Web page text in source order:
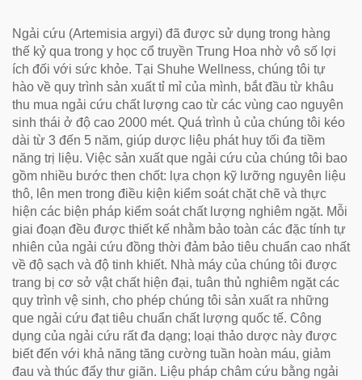
Nhiên
Ngải cứu (Artemisia argyi) đã được sử dụng trong hàng
thế kỷ qua trong y học cổ truyền Trung Hoa nhờ vô số lợi
ích đối với sức khỏe. Tại Shuhe Wellness, chúng tôi tự
hào về quy trình sản xuất tỉ mỉ của mình, bắt đầu từ khâu
thu mua ngải cứu chất lượng cao từ các vùng cao nguyên
sinh thái ở độ cao 2000 mét. Quá trình ủ của chúng tôi kéo
dài từ 3 đến 5 năm, giúp dược liệu phát huy tối đa tiềm
năng trị liệu. Việc sản xuất que ngải cứu của chúng tôi bao
gồm nhiều bước then chốt: lựa chọn kỹ lưỡng nguyên liệu
thô, lên men trong điều kiện kiểm soát chặt chẽ và thực
hiện các biện pháp kiểm soát chất lượng nghiêm ngặt. Mỗi
giai đoạn đều được thiết kế nhằm bảo toàn các đặc tính tự
nhiên của ngải cứu đồng thời đảm bảo tiêu chuẩn cao nhất
về độ sạch và độ tinh khiết. Nhà máy của chúng tôi được
trang bị cơ sở vật chất hiện đại, tuân thủ nghiêm ngặt các
quy trình vệ sinh, cho phép chúng tôi sản xuất ra những
que ngải cứu đạt tiêu chuẩn chất lượng quốc tế. Công
dụng của ngải cứu rất đa dạng; loại thảo dược này được
biết đến với khả năng tăng cường tuần hoàn máu, giảm
đau và thúc đẩy thư giãn. Liệu pháp châm cứu bằng ngải